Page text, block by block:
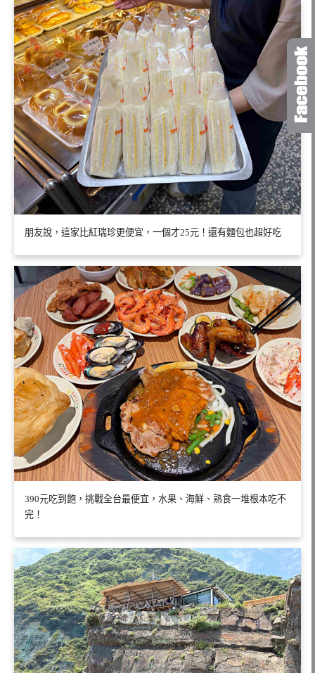
朋友說，這家比紅瑞珍更便宜，一個才25元！還有麵包也超好吃
390元吃到飽，挑戰全台最便宜，水果、海鮮、熟食一堆根本吃不
完！